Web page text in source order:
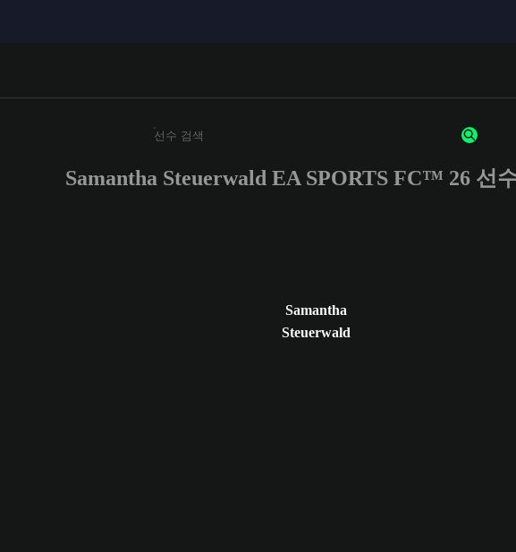
최소 3자 이상의 문자 또는 숫자를 입력하세요
Samantha Steuerwald EA SPORTS FC™ 26 선
Samantha
Steuerwald